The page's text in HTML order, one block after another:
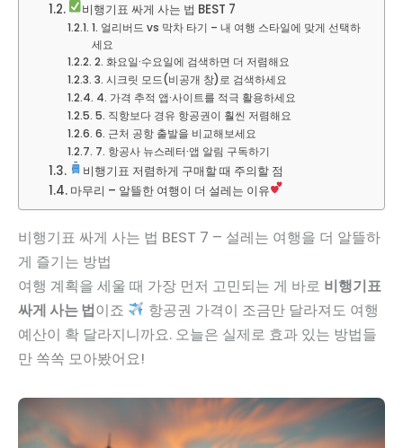
비행기표 싸게 사는 법 BEST 7
1. 얼리버드 vs 막차 타기 – 내 여행 스타일에 맞게 선택하
세요
2. 화요일·수요일에 검색하면 더 저렴해요
3. 시크릿 모드(비공개 창)로 검색하세요
4. 가격 추적 앱·사이트를 적극 활용하세요
5. 직항보다 경유 항공권이 훨씬 저렴해요
6. 근처 공항 출발을 비교해보세요
7. 항공사 뉴스레터·앱 알림 구독하기
비행기표 저렴하게 구매할 때 주의할 점
마무리 – 알뜰한 여행이 더 설레는 이유
비행기표 싸게 사는 법 BEST 7 – 설레는 여행을 더 알뜰하
게 즐기는 방법
여행 계획을 세울 때 가장 먼저 고민되는 게 바로 비행기표
싸게 사는 법이죠
항공권 가격이 조금만 달라져도 여행
예산이 확 달라지니까요. 오늘은 실제로 효과 있는 방법들
만 쏙쏙 모아봤어요!